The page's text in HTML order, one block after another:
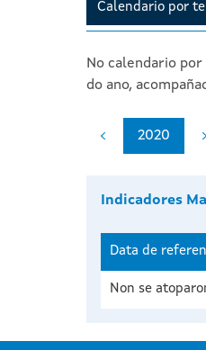
Calendario por
No calendario
do ano,
2020
Indicadores
Data de
Non se